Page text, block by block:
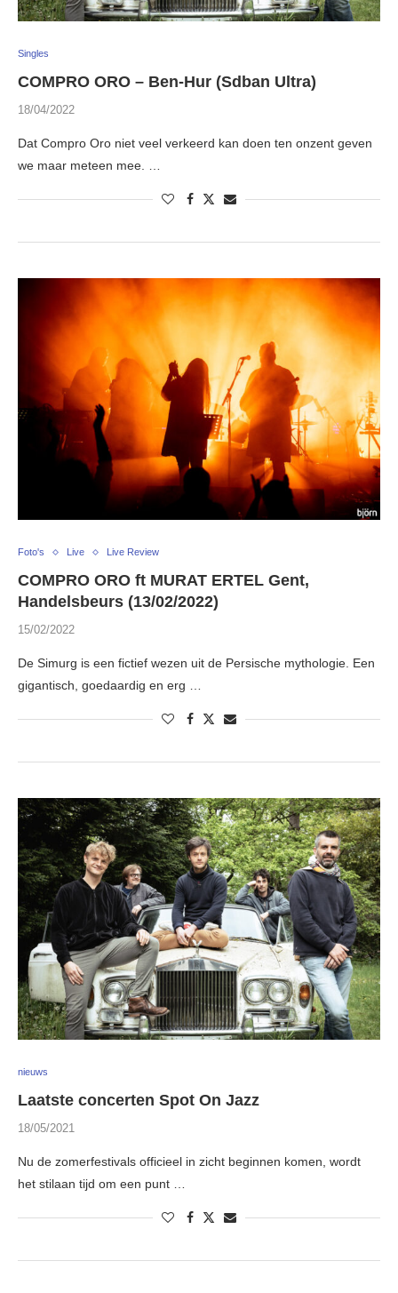
Singles
COMPRO ORO – Ben-Hur (Sdban Ultra)
18/04/2022
Dat Compro Oro niet veel verkeerd kan doen ten onzent geven
we maar meteen mee. …
Foto's Live Live Review
COMPRO ORO ft MURAT ERTEL Gent,
Handelsbeurs (13/02/2022)
15/02/2022
De Simurg is een fictief wezen uit de Persische mythologie. Een
gigantisch, goedaardig en erg …
nieuws
Laatste concerten Spot On Jazz
18/05/2021
Nu de zomerfestivals officieel in zicht beginnen komen, wordt
het stilaan tijd om een punt …